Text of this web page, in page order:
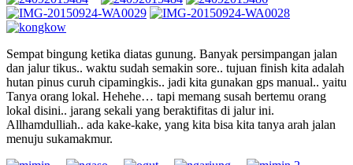
Sempat bingung ketika diatas gunung. Banyak persimpangan jalan
dan jalur tikus.. waktu sudah semakin sore.. tujuan finish kita adalah
hutan pinus curuh cipamingkis.. jadi kita gunakan gps manual.. yaitu
Tanya orang lokal. Hehehe… tapi memang susah bertemu orang
lokal disini.. jarang sekali yang beraktifitas di jalur ini.
Allhamdulliah.. ada kake-kake, yang kita bisa kita tanya arah jalan
menuju sukamakmur.